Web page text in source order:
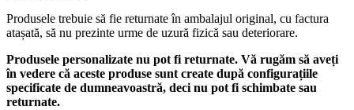
Produsele trebuie să fie returnate în ambalajul original, cu factura
atașată, să nu prezinte urme de uzură fizică sau deteriorare.
Produsele personalizate nu pot fi returnate. Vă rugăm să aveți
în vedere că aceste produse sunt create după configurațiile
specificate de dumneavoastră, deci nu pot fi schimbate sau
returnate.